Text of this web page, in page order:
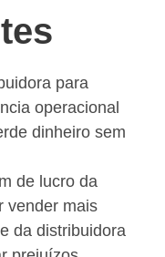
para
operacional
dinheiro sem
de lucro da
vender mais
da distribuidora